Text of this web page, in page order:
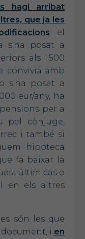
hagi arribat
que ja les
: el
s'ha posat a
als 1.500
convivia amb
s'ha posat a
eur/any, ha
per a
pel cònjuge,
i també si
hipoteca
fa baixar la
últim cas o
en els altres
són les que
i en